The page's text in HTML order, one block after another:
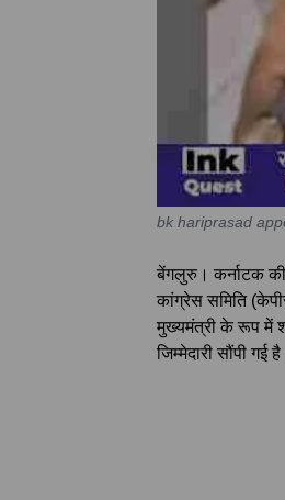
bk hariprasad
बेंगलुरु। कर्नाटक की
कांग्रेस समिति
मुख्यमंत्री के रूप में
जिम्मेदारी सौंपी गई